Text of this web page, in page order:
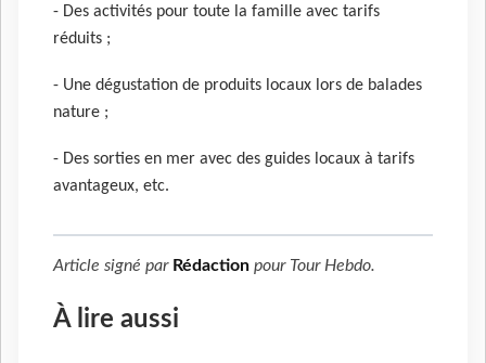
- Des activités pour toute la famille avec tarifs
réduits ;
- Une dégustation de produits locaux lors de balades
nature ;
- Des sorties en mer avec des guides locaux à tarifs
avantageux, etc.
Article signé par Rédaction pour Tour Hebdo.
À lire aussi